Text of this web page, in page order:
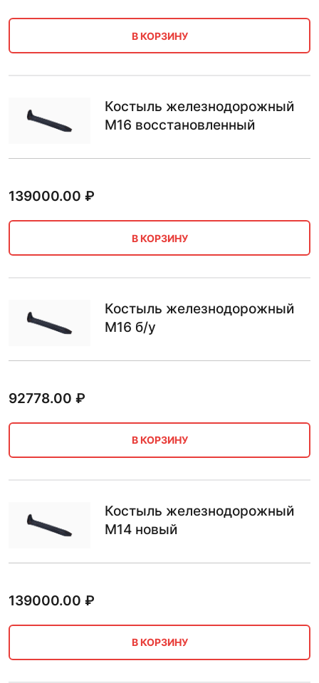
В КОРЗИНУ
Костыль железнодорожный
М16 восстановленный
139000.00 ₽
В КОРЗИНУ
Костыль железнодорожный
М16 б/у
92778.00 ₽
В КОРЗИНУ
Костыль железнодорожный
М14 новый
139000.00 ₽
В КОРЗИНУ